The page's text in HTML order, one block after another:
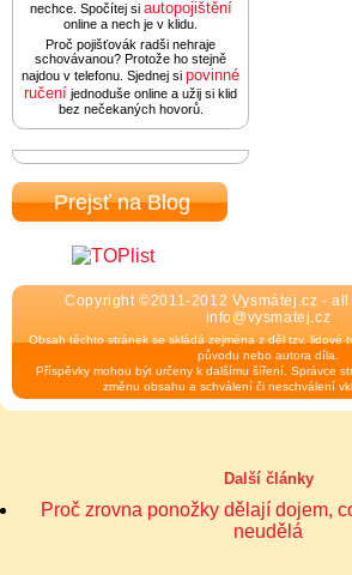
nechce. Spočítej si autopojištění
online a nech je v klidu.
Proč pojišťovák radši nehraje
schovávanou? Protože ho stejně
najdou v telefonu. Sjednej si povinné
ručení jednoduše online a užij si klid
bez nečekaných hovorů.
Prejsť na Blog
Copyright ©2011-2012 Vysmátej.cz -
info@vysmatej.cz
Obsah těchto stránek se skládá zejména z děl tzv. lidové
původu nebo autora díla.
Příspěvky mohou být určeny k dalšímu šíření. Správce
změnu obsahu a schválení či neschválení
Další články
Proč zrovna ponožky dělají dojem,
neudělá